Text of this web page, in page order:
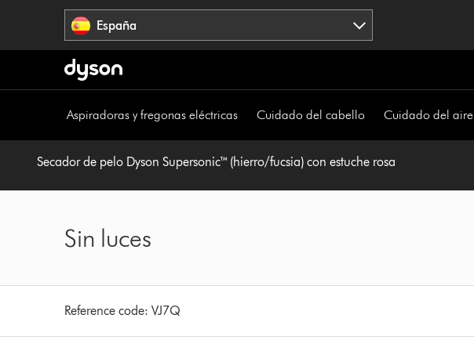
España
Aspiradoras y fregonas eléctricas Cuidado del cabello Cuidado del aire
Secador de pelo Dyson Supersonic™ (hierro/fucsia) con estuche rosa
Sin luces
Reference code:VJ7Q